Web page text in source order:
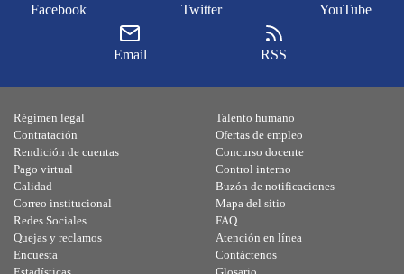
Facebook Twitter YouTube
Email RSS
Régimen legal
Contratación
Rendición de cuentas
Pago virtual
Calidad
Talento humano
Ofertas de empleo
Concurso docente
Control interno
Buzón de notificaciones
Correo institucional
Redes Sociales
Quejas y reclamos
Encuesta
Mapa del sitio
FAQ
Atención en línea
Contáctenos